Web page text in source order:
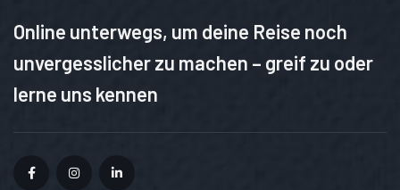
Online unterwegs, um deine Reise noch
unvergesslicher zu machen – greif zu oder
lerne uns kennen